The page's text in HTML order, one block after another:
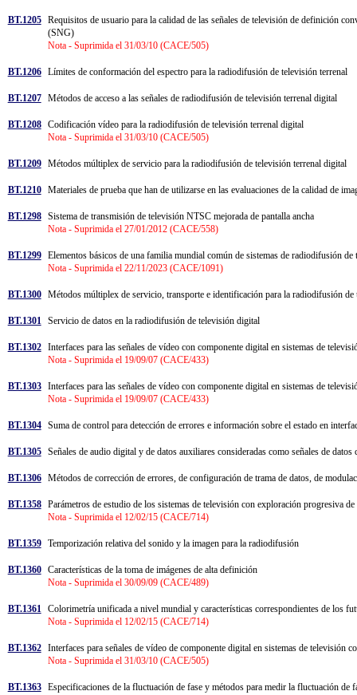
BT.1205 Requisitos de usuario para la calidad de las señales de televisión de definición
(SNG)
Nota - Suprimida el 31/03/10 (CACE/505)
BT.1206 Límites de conformación del espectro para la radiodifusión de televisión terrenal
BT.1207 Métodos de acceso a las señales de radiodifusión de televisión terrenal digital
BT.1208 Codificación vídeo para la radiodifusión de televisión terrenal digital
Nota - Suprimida el 31/03/10 (CACE/505)
BT.1209 Métodos múltiplex de servicio para la radiodifusión de televisión terrenal digital
BT.1210 Materiales de prueba que han de utilizarse en las evaluaciones de la calidad de
BT.1298 Sistema de transmisión de televisión NTSC mejorada de pantalla ancha
Nota - Suprimida el 27/01/2012 (CACE/558)
BT.1299 Elementos básicos de una familia mundial común de sistemas de radiodifusión
Nota - Suprimida el 22/11/2023 (CACE/1091)
BT.1300 Métodos múltiplex de servicio, transporte e identificación para la radiodifusión
BT.1301 Servicio de datos en la radiodifusión de televisión digital
BT.1302 Interfaces para las señales de vídeo con componente digital en sistemas de
Nota - Suprimida el 19/09/07 (CACE/433)
BT.1303 Interfaces para las señales de vídeo con componente digital en sistemas de
Nota - Suprimida el 19/09/07 (CACE/433)
BT.1304 Suma de control para detección de errores e información sobre el estado en
BT.1305 Señales de audio digital y de datos auxiliares consideradas como señales de
BT.1306 Métodos de corrección de errores, de configuración de trama de datos, de
BT.1358 Parámetros de estudio de los sistemas de televisión con exploración progresiva
Nota - Suprimida el 12/02/15 (CACE/714)
BT.1359 Temporización relativa del sonido y la imagen para la radiodifusión
BT.1360 Características de la toma de imágenes de alta definición
Nota - Suprimida el 30/09/09 (CACE/489)
BT.1361
Colorimetría unificada a nivel mundial y características correspondientes de los
Nota - Suprimida el 12/02/15 (CACE/714)
BT.1362 Interfaces para señales de vídeo de componente digital en sistemas de
Nota - Suprimida el 31/03/10 (CACE/505)
BT.1363 Especificaciones de la fluctuación de fase y métodos para medir la fluctuación